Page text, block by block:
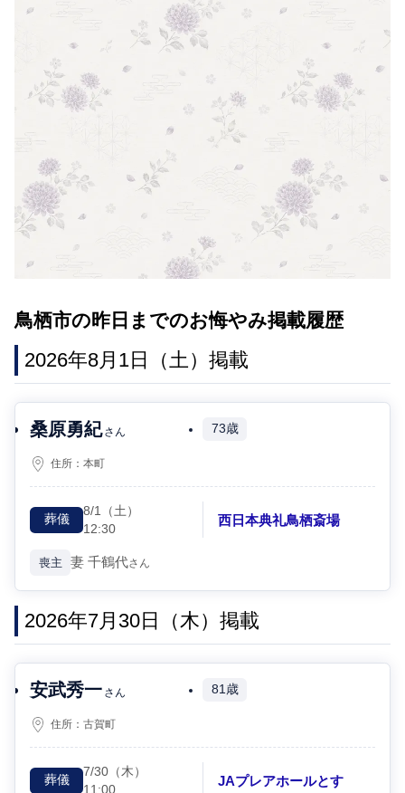
鳥栖市の昨日までのお悔やみ掲載履歴
2026年8月1日（土）掲載
桑原勇紀 さん 73歳
住所：本町
葬儀
8/1 （土）
12:30
西日本典礼鳥栖斎場
喪主 妻 千鶴代さん
2026年7月30日（木）掲載
安武秀一 さん 81歳
住所：古賀町
葬儀
7/30 （木）
11:00
JAプレアホールとす